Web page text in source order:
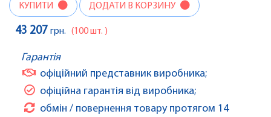
КУПИТИ ДОДАТИ В КОРЗИНУ
43 207 грн. (100 шт. )
Гарантія
офіційний представник виробника;
офіційна гарантія від виробника;
обмін / повернення товару протягом 14